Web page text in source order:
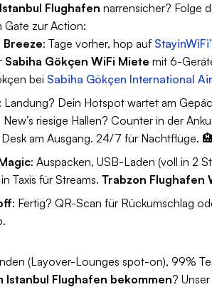
Flughafen narrensicher? Folge
Gate zur Action:
Breeze: Tage vorher, hop auf
Sabiha Gökçen WiFi Miete mit 6-
bei Sabiha Gökçen International
: Landung? Dein Hotspot wartet am
riesige Hallen? Counter in der
am Ausgang. 24/7 für Nachtflüge. 🏨
: Auspacken, USB-Laden (voll in 2
Taxis für Streams. Trabzon Flughafen
: Fertig? QR-Scan für Rückumschlag
(Layover-Lounges spot-on), 99%
Istanbul Flughafen bekommen? Unser